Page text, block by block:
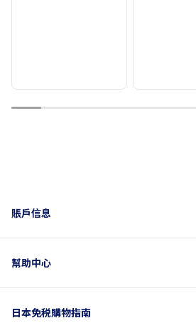
1 2 3 4 5 6
賬戶信息
幫助中心
日本免税購物指南